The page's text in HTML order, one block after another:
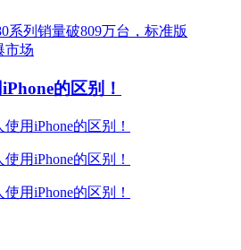
的区别！